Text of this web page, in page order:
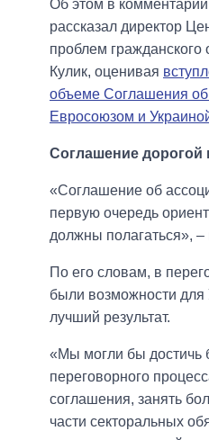
Об этом в
рассказал директор
проблем
Кулик, оценивая
объеме Соглашения
Евросоюзом и
Соглашение дорогой
«Соглашение об
первую очередь
должны полагаться», –
По его словам, в
были возможности для
лучший результат.
«Мы могли бы достичь
переговорного
соглашения, занять
части секторальных